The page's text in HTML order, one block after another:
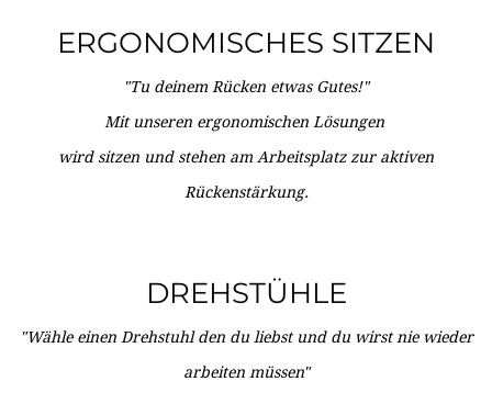
ERGONOMISCHES SITZEN
"Tu deinem Rücken etwas Gutes!"
Mit unseren ergonomischen Lösungen
wird sitzen und stehen am Arbeitsplatz zur aktiven
Rückenstärkung.
DREHSTÜHLE
"Wähle einen Drehstuhl den du liebst und du wirst nie wieder
arbeiten müssen"